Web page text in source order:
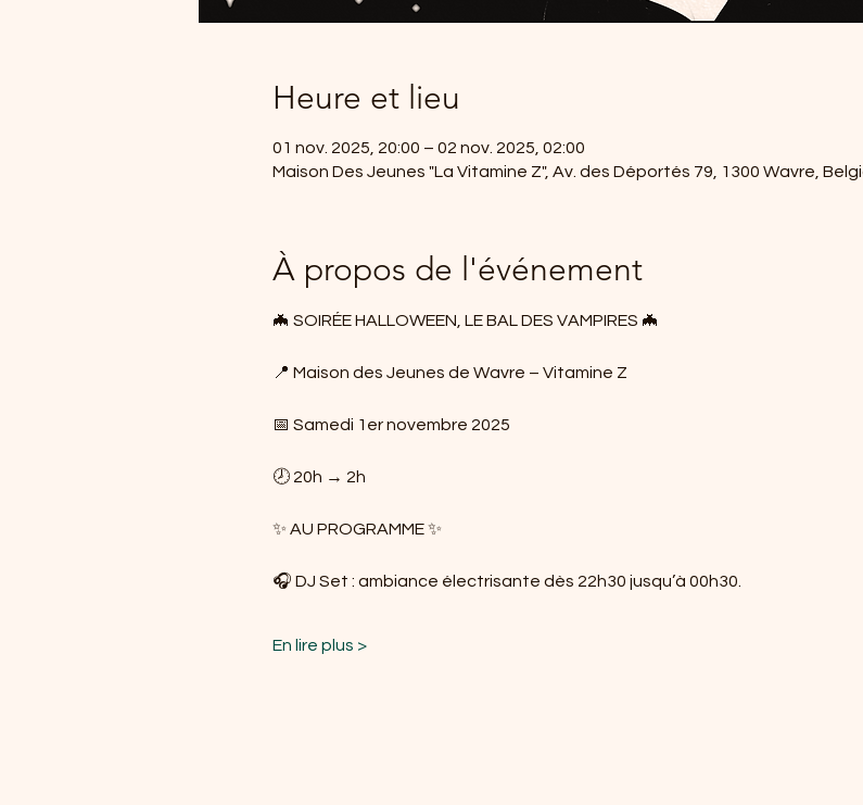
Heure et lieu
01 nov. 2025, 20:00 – 02 nov. 2025, 02:00
Maison Des Jeunes "La Vitamine Z", Av. des Déportés 79, 1300 Wavre,
À propos de l'événement
🦇 SOIRÉE HALLOWEEN, LE BAL DES VAMPIRES 🦇
📍 Maison des Jeunes de Wavre – Vitamine Z
📅 Samedi 1er novembre 2025
🕗 20h → 2h
✨ AU PROGRAMME ✨
🎧 DJ Set : ambiance électrisante dès 22h30 jusqu’à 00h30.
En lire plus >